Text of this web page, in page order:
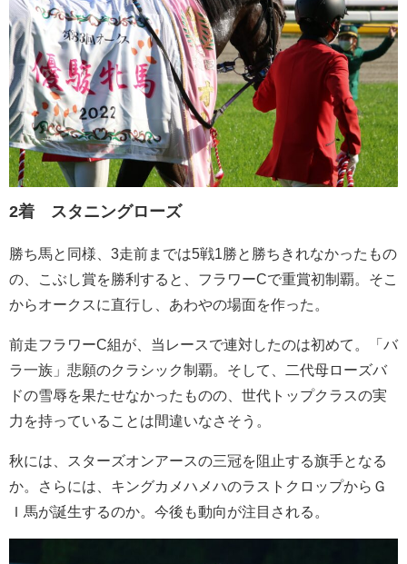
2着 スタニングローズ
勝ち馬と同様、3走前までは5戦1勝と勝ちきれなかったもの
の、こぶし賞を勝利すると、フラワーCで重賞初制覇。そこ
からオークスに直行し、あわやの場面を作った。
前走フラワーC組が、当レースで連対したのは初めて。「バ
ラ一族」悲願のクラシック制覇。そして、二代母ローズバ
ドの雪辱を果たせなかったものの、世代トップクラスの実
力を持っていることは間違いなさそう。
秋には、スターズオンアースの三冠を阻止する旗手となる
か。さらには、キングカメハメハのラストクロップからＧ
Ｉ馬が誕生するのか。今後も動向が注目される。